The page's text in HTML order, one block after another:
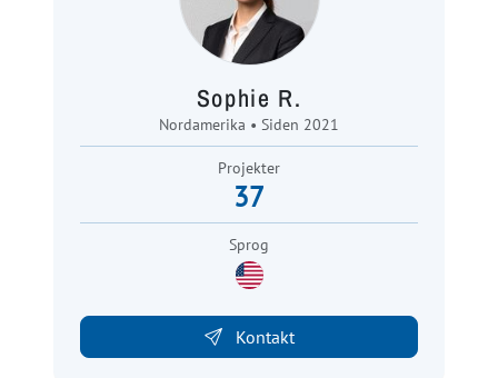
Sophie R.
Nordamerika • Siden 2021
Projekter
37
Sprog
Kontakt